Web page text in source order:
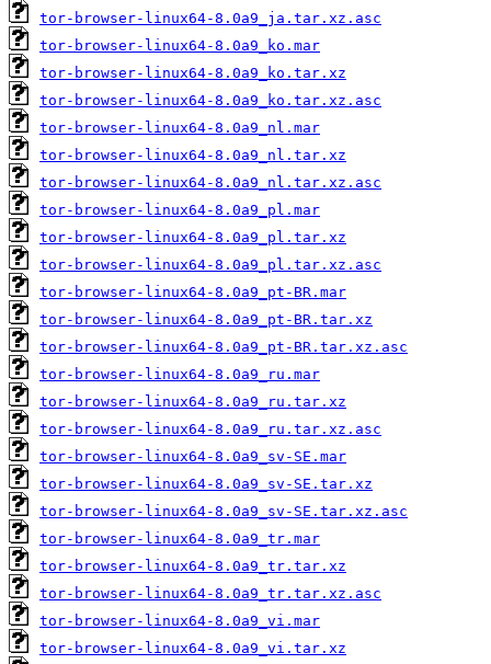
tor-browser-linux64-8.0a9_ja.tar.xz.asc
tor-browser-linux64-8.0a9_ko.mar
tor-browser-linux64-8.0a9_ko.tar.xz
tor-browser-linux64-8.0a9_ko.tar.xz.asc
tor-browser-linux64-8.0a9_nl.mar
tor-browser-linux64-8.0a9_nl.tar.xz
tor-browser-linux64-8.0a9_nl.tar.xz.asc
tor-browser-linux64-8.0a9_pl.mar
tor-browser-linux64-8.0a9_pl.tar.xz
tor-browser-linux64-8.0a9_pl.tar.xz.asc
tor-browser-linux64-8.0a9_pt-BR.mar
tor-browser-linux64-8.0a9_pt-BR.tar.xz
tor-browser-linux64-8.0a9_pt-BR.tar.xz.asc
tor-browser-linux64-8.0a9_ru.mar
tor-browser-linux64-8.0a9_ru.tar.xz
tor-browser-linux64-8.0a9_ru.tar.xz.asc
tor-browser-linux64-8.0a9_sv-SE.mar
tor-browser-linux64-8.0a9_sv-SE.tar.xz
tor-browser-linux64-8.0a9_sv-SE.tar.xz.asc
tor-browser-linux64-8.0a9_tr.mar
tor-browser-linux64-8.0a9_tr.tar.xz
tor-browser-linux64-8.0a9_tr.tar.xz.asc
tor-browser-linux64-8.0a9_vi.mar
tor-browser-linux64-8.0a9_vi.tar.xz